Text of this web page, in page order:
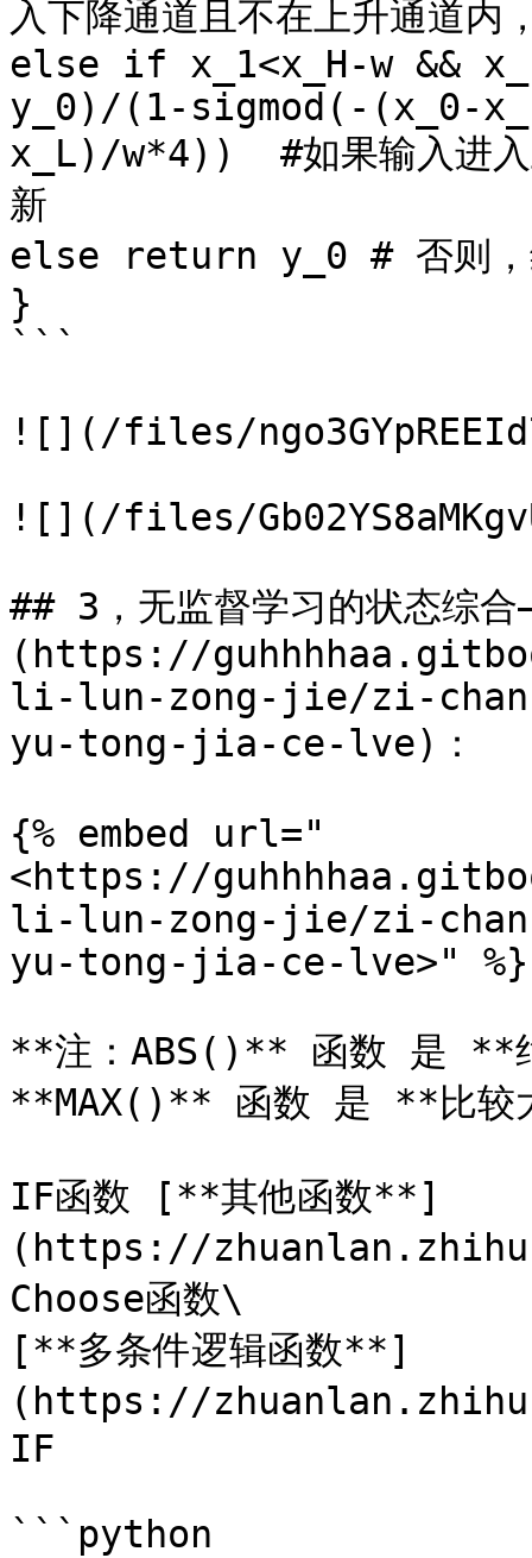
入下降通道且不在上升通道
else if x_1<x_H-w &&
y_0)/(1-sigmod(-(x_0-
x_L)/w*4))  #如果输入进入
新
else return y_0 # 否则，
}
```
![](/files/
![](/files/
## 3，无监督学习的状态综
(https://
li-lun-zong-jie/zi-
yu-tong-jia-ce-lve)：
{% embed url="
<https://
li-lun-zong-jie/zi-
yu-tong-jia-ce-lve>" %}
**注：ABS()** 函数 是 **
**MAX()** 函数 是 **比较
IF函数 [**其他函数**]
(https://
Choose函数\
[**多条件逻辑函数**]
(https://
IF
```python